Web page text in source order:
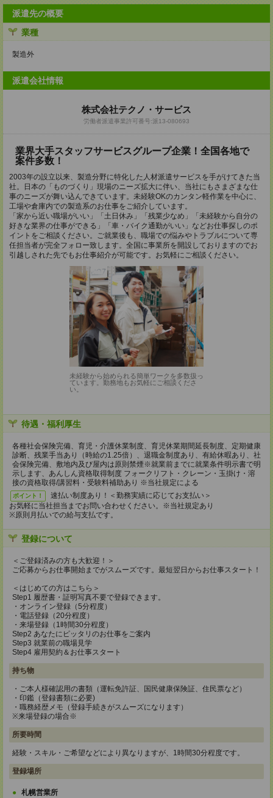
派遣先の概要
業種
製造外
派遣会社情報
株式会社テクノ・サービス
労働者派遣事業許可番号:派13-080693
業界大手スタッフサービスグループ企業！全国各地で
案件多数！
2003年の設立以来、製造分野に特化した人材派遣サービスを手がけてきた当
社。日本の「ものづくり」現場のニーズ拡大に伴い、当社にもさまざまな仕
事のニーズが舞い込んできています。未経験OKのカンタン軽作業を中心に、
工場や倉庫内での製造系のお仕事をご紹介しています。
「家から近い職場がいい」「土日休み」「残業少なめ」「未経験から自分の
好きな業界の仕事ができる」「車・バイク通勤がいい」などお仕事探しのポ
イントをご相談ください。ご就業後も、職場での悩みやトラブルについて専
任担当者が完全フォロー致します。全国に事業所を開設しておりますのでお
引越しされた先でもお仕事紹介が可能です。お気軽にご相談ください。
未経験から始められる簡単ワークを多数扱っ
ています。勤務地もお気軽にご相談くださ
い。
待遇・福利厚生
各種社会保険完備、育児・介護休業制度、育児休業期間延長制度、定期健康
診断、残業手当あり（時給の1.25倍）、退職金制度あり、有給休暇あり、社
会保険完備、敷地内及び屋内は原則禁煙※就業前までに就業条件明示書で明
示します、あんしん資格取得制度 フォークリフト・クレーン・玉掛け・溶
接の資格取得/講習料・受験料補助あり ※当社規定による
ポイント！
速払い制度あり！＜勤務実績に応じてお支払い＞
お気軽に当社担当までお問い合わせください。※当社規定あり
※原則月払いでの給与支払です。
登録について
＜ご登録済みの方も大歓迎！＞
ご応募からお仕事開始までがスムーズです。最短翌日からお仕事スタート！
＜はじめての方はこちら＞
Step1 履歴書・証明写真不要で登録できます。
・オンライン登録（5分程度）
・電話登録（20分程度）
・来場登録（1時間30分程度）
Step2 あなたにピッタリのお仕事をご案内
Step3 就業前の職場見学
Step4 雇用契約＆お仕事スタート
持ち物
・ご本人様確認用の書類（運転免許証、国民健康保険証、住民票など）
・印鑑（登録書類に必要)
・職務経歴メモ（登録手続きがスムーズになります）
※来場登録の場合※
所要時間
経験・スキル・ご希望などにより異なりますが、1時間30分程度です。
登録場所
札幌営業所